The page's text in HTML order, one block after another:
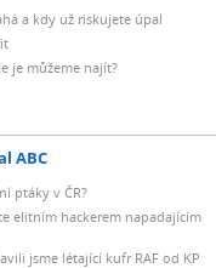
a kdy už riskujete úpal
je můžeme najít?
ABC
ptáky v ČR?
elitním hackerem napadajícím
jsme létající kufr RAF od KP